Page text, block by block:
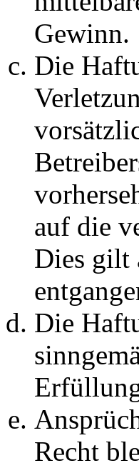
Gewinn.
Die
auf die
Dies gilt
Die
Recht